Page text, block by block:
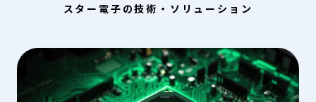
スター電子の技術・ソリューション